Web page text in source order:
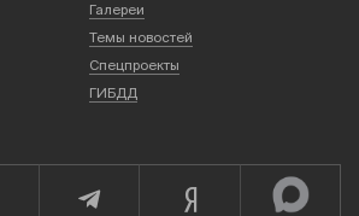
Галереи
Темы новостей
Спецпроекты
ГИБДД